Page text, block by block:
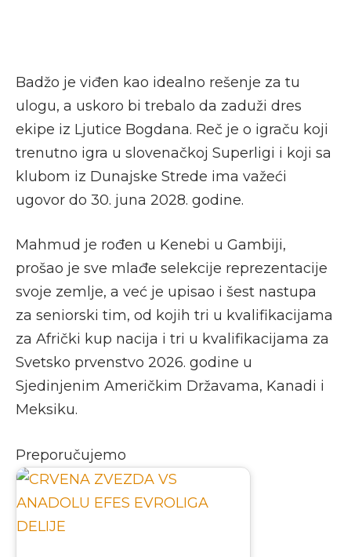
Badžo je viđen kao idealno rešenje za tu
ulogu, a uskoro bi trebalo da zaduži dres
ekipe iz Ljutice Bogdana. Reč je o igraču koji
trenutno igra u slovenačkoj Superligi i koji sa
klubom iz Dunajske Strede ima važeći
ugovor do 30. juna 2028. godine.
Mahmud je rođen u Kenebi u Gambiji,
prošao je sve mlađe selekcije reprezentacije
svoje zemlje, a već je upisao i šest nastupa
za seniorski tim, od kojih tri u kvalifikacijama
za Afrički kup nacija i tri u kvalifikacijama za
Svetsko prvenstvo 2026. godine u
Sjedinjenim Američkim Državama, Kanadi i
Meksiku.
Preporučujemo